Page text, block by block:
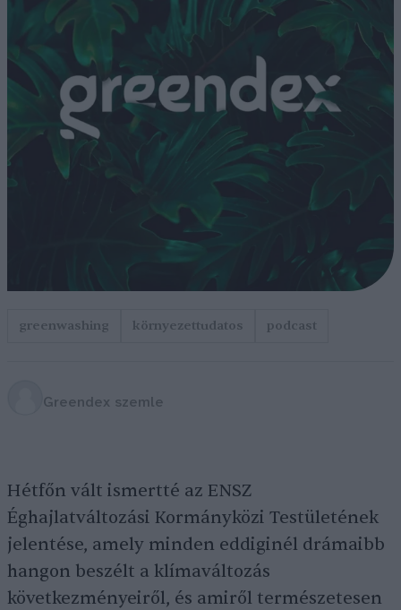
greenwashing környezettudatos podcast
Greendex szemle
Hétfőn vált ismertté az ENSZ
Éghajlatváltozási Kormányközi Testületének
jelentése, amely minden eddiginél drámaibb
hangon beszélt a klímaváltozás
következményeiről, és amiről természetesen